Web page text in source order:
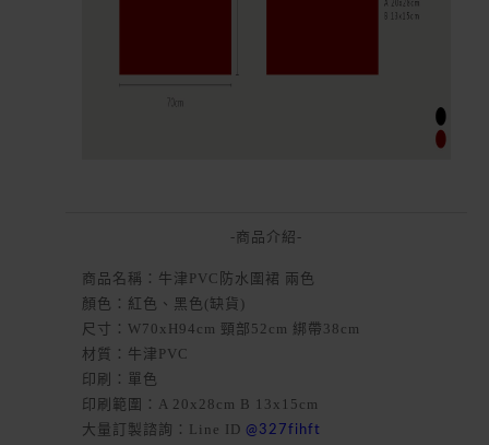
-商品介紹-
商品名稱：牛津PVC防水圍裙 兩色
顏色：紅色、黑色(缺貨)
尺寸：W70xH94cm 頸部52cm 綁帶38cm
材質：牛津PVC
印刷：單色
印刷範圍：A 20x28cm B 13x15cm
大量訂製諮詢：Line ID @327fihft